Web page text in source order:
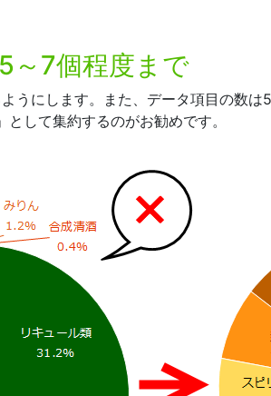
～7個程度まで
うにします。また、データ項目の数
して集約するのがお勧めです。